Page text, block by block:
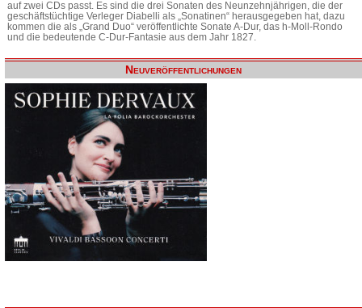
auf zwei CDs passt. Es sind die drei Sonaten des Neunzehnjährigen, die der
geschäftstüchtige Verleger Diabelli als „Sonatinen“ herausgegeben hat, dazu
kommen die als „Grand Duo“ veröffentlichte Sonate A-Dur, das h-Moll-Rondo
und die bedeutende C-Dur-Fantasie aus dem Jahr 1827.
Neuveröffentlichungen